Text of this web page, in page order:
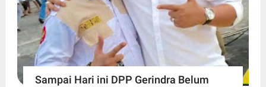
Sampai Hari ini DPP Gerindra Belum